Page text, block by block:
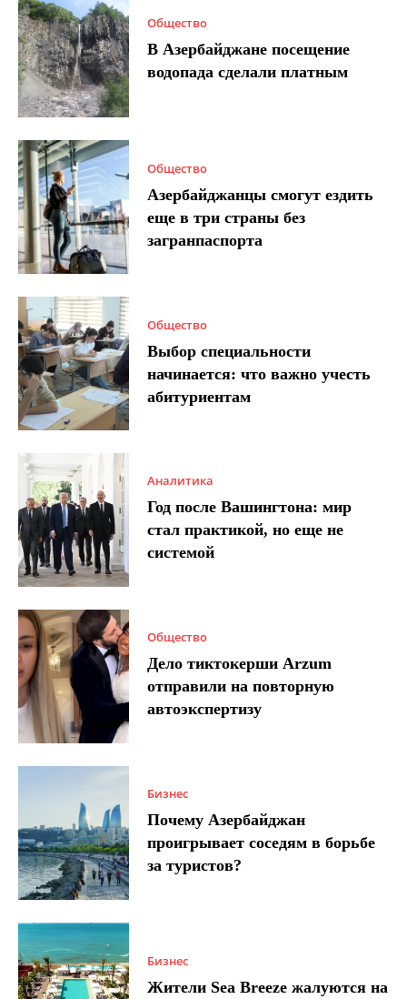
Общество
В Азербайджане посещение
водопада сделали платным
Общество
Азербайджанцы смогут ездить
еще в три страны без
загранпаспорта
Общество
Выбор специальности
начинается: что важно учесть
абитуриентам
Аналитика
Год после Вашингтона: мир
стал практикой, но еще не
системой
Общество
Дело тиктокерши Arzum
отправили на повторную
автоэкспертизу
Бизнес
Почему Азербайджан
проигрывает соседям в борьбе
за туристов?
Бизнес
Жители Sea Breeze жалуются на